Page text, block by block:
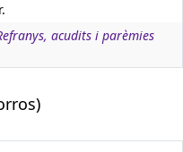
acudits i parèmies